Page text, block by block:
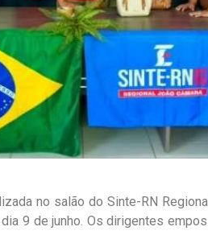
no salão do Sinte-RN
9 de junho. Os dirigentes